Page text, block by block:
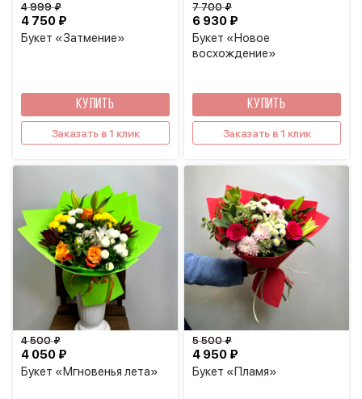
Букет «Затмение»
4 750 ₽
4 999 ₽
КУПИТЬ
Заказать в 1 клик
Букет «Новое
восхождение»
6 930 ₽
7 700 ₽
КУПИТЬ
Заказать в 1 клик
Букет «Мгновенья лета»
4 050 ₽
4 500 ₽
Букет «Пламя»
4 950 ₽
5 500 ₽